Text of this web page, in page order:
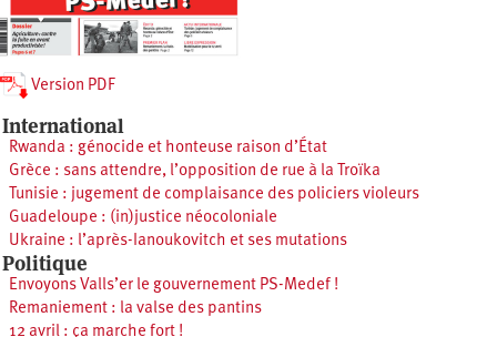
Version PDF
International
Rwanda : génocide et honteuse raison d’État
Grèce : sans attendre, l’opposition de rue à la Troïka
Tunisie : jugement de complaisance des policiers violeurs
Guadeloupe : (in)justice néocoloniale
Ukraine : l’après-Ianoukovitch et ses mutations
Politique
Envoyons Valls’er le gouvernement PS-Medef !
Remaniement : la valse des pantins
12 avril : ça marche fort !